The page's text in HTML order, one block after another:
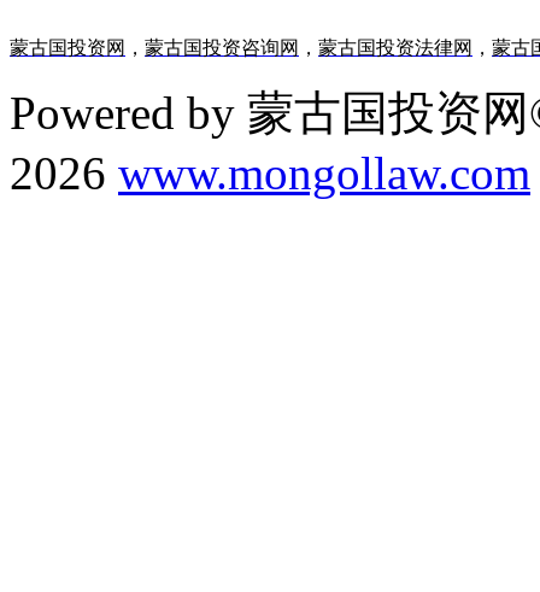
蒙古国投资网 ， 蒙古国投资咨询网 ， 蒙古国投资法律网 ， 蒙古
Powered by 蒙古国投资
2026 www.mongollaw.com